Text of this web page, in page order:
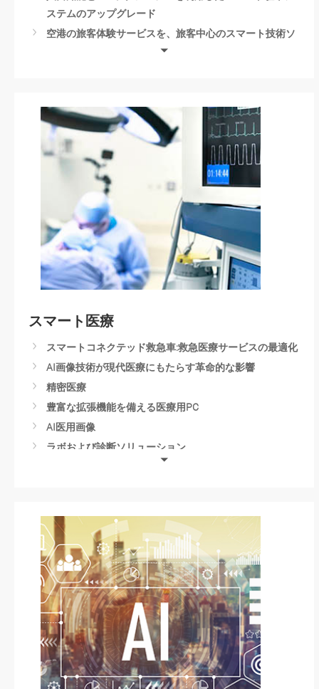
ステムのアップグレード
空港の旅客体験サービスを、旅客中心のスマート技術ソ
コンピュータービジョンとIoTでスマートフリート管理を
革新
台北MRT車載監視システム
鉄道業界のAI活用．車両安全対策
Automated License Plate Recognition Parking Solution
Rolling Stock Surveillance and Controls
スマート乗客管理システム
スマート医療
スマートコネクテッド救急車:救急医療サービスの最適化
AI画像技術が現代医療にもたらす革命的な影響
精密医療
豊富な拡張機能を備える医療用PC
AI医用画像
ラボおよび診断ソリューション
Axiomtekの医療製品サービス
スマート医療オートメーション
Medical Robots
Advancements in Medical Technology
Dental Implant Technology
DNA Sequencing
Mobile Stroke Treatment Units
血液検査技術